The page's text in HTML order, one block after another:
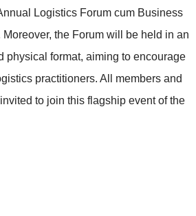
Logistics Forum cum Business
the Forum will be held in an
physical format, aiming to encourage
practitioners. All members and
to join this flagship event of the